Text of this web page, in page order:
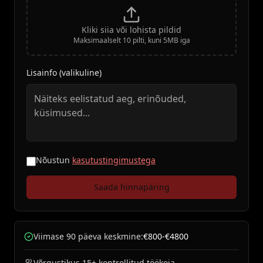
Kliki siia või lohista pildid
Maksimaalselt 10 pilti, kuni 5MB iga
Lisainfo (valikuline)
Nõustun kasutustingimustega
Saada hinnapäring
Viimase 90 päeva keskmine:€800-€4800